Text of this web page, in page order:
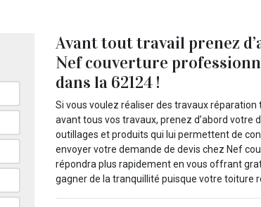
Avant tout travail prenez
Nef couverture
dans la 62124 !
Si vous voulez réaliser des travaux
avant tous vos travaux, prenez d’abord
outillages et produits qui lui permettent de
envoyer votre demande de devis chez Nef
répondra plus rapidement en vous offrant
gagner de la tranquillité puisque votre toiture